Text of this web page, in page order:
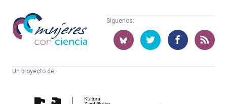
Mujeres
con
ciencia
Síguenos:
Un proyecto de: